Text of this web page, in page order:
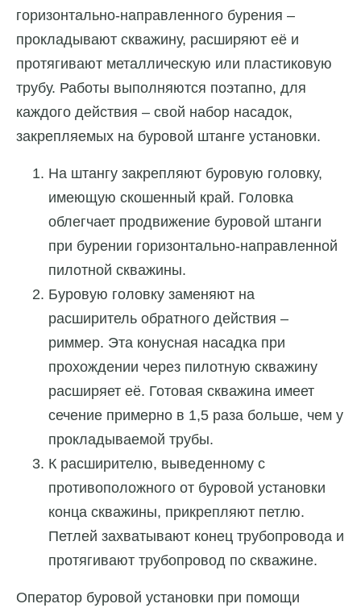
горизонтально-направленного бурения –
прокладывают скважину, расширяют её и
протягивают металлическую или пластиковую
трубу. Работы выполняются поэтапно, для
каждого действия – свой набор насадок,
закрепляемых на буровой штанге установки.
На штангу закрепляют буровую головку,
имеющую скошенный край. Головка
облегчает продвижение буровой штанги
при бурении горизонтально-направленной
пилотной скважины.
Буровую головку заменяют на
расширитель обратного действия –
риммер. Эта конусная насадка при
прохождении через пилотную скважину
расширяет её. Готовая скважина имеет
сечение примерно в 1,5 раза больше, чем у
прокладываемой трубы.
К расширителю, выведенному с
противоположного от буровой установки
конца скважины, прикрепляют петлю.
Петлей захватывают конец трубопровода и
протягивают трубопровод по скважине.
Оператор буровой установки при помощи